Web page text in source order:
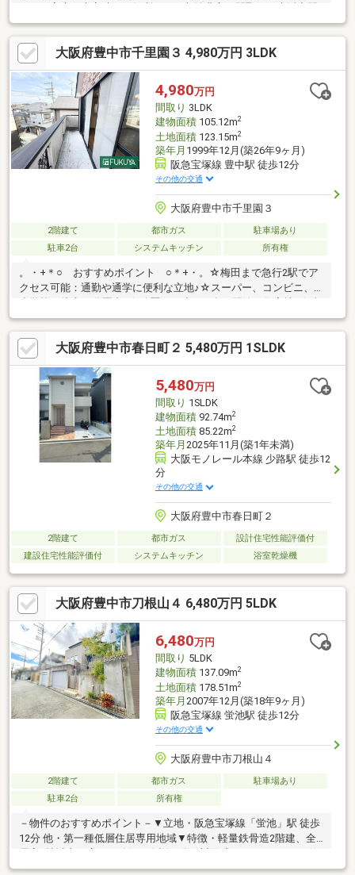
をしっかりと確保できます。1階北側にタイルテラスがございま
す。BBQやプールのスペースとして活用できます！ご内覧のご希
望など、お気軽にお問い合わせください。※宅地造成等工事規制
区域
大阪府豊中市千里園３ 4,980万円 3LDK
4,980万円
間取り 3LDK
建物面積105.12m2
土地面積123.15m2
築年月 1999年12月(築26年9ヶ月)
阪急宝塚線 豊中駅 徒歩12分
その他の交通
大阪府豊中市千里園３
2階建て 都市ガス
駐車場あり
駐車2台
システムキッチン 所有権
。・+＊○ おすすめポイント ○＊+・。☆梅田まで急行2駅でア
クセス可能：通勤や通学に便利な立地♪☆スーパー、コンビニ、
部屋2面採光を確保！光と風が舞う3LDK♪☆全部屋収納付き
+WIC+廊下収納あり♪☆1階に水回り設備が揃う効率的な家事導線
♪☆キッチンから洗面室や浴室へ行き来ができる生活動線が良い
間取り♪☆約18.6帖の広々LDK♪家族が自然と集まる空間♪☆食洗
機、照明器具、エアコン付き♪室内設備充実♪☆駐車2台可能な駐
車スペース♪セカンドカーにも便利♪☆前面道路：幅員4ｍ♪車の運
転、駐車も楽々♪
大阪府豊中市春日町２ 5,480万円 1SLDK
5,480万円
間取り 1SLDK
建物面積92.74m2
土地面積85.22m2
築年月 2025年11月(築1年未満)
大阪モノレール本線 少路駅 徒歩12
分
その他の交通
大阪府豊中市春日町２
2階建て 都市ガス
設計住宅性能評価付
建設住宅性能評価付
システムキッチン 浴室乾燥機
大阪府豊中市刀根山４ 6,480万円 5LDK
6,480万円
間取り 5LDK
建物面積137.09m2
土地面積178.51m2
築年月 2007年12月(築18年9ヶ月)
阪急宝塚線 蛍池駅 徒歩12分
その他の交通
大阪府豊中市刀根山４
2階建て 都市ガス
駐車場あり
駐車2台
所有権
－物件のおすすめポイント－▼立地・阪急宝塚線「蛍池」駅 徒歩
12分 他・第一種低層住居専用地域▼特徴・軽量鉄骨造2階建、全
様・洗面室は勝手口付、キッチンにも近く家事動線良好・南・東